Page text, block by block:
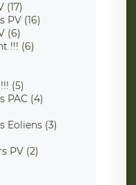
(17)
PV (16)
(6)
!!! (6)
(5)
PAC (4)
Eoliens (3)
PV (2)